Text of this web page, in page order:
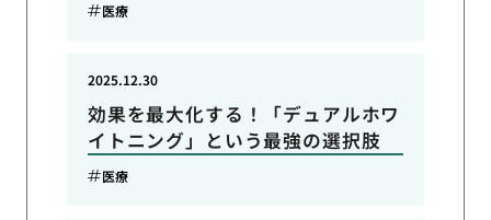
医療
効果を最大化する！「デュアルホワ
イトニング」という最強の選択肢
2025.12.30
医療